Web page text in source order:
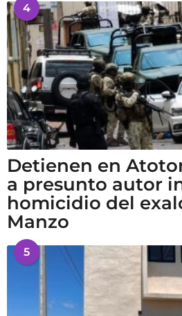
4
Detienen en
a presunto autor
homicidio del
Manzo
5